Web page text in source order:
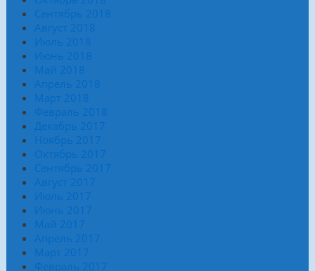
Сентябрь 2018
Август 2018
Июль 2018
Июнь 2018
Май 2018
Апрель 2018
Март 2018
Февраль 2018
Декабрь 2017
Ноябрь 2017
Октябрь 2017
Сентябрь 2017
Август 2017
Июль 2017
Июнь 2017
Май 2017
Апрель 2017
Март 2017
Февраль 2017